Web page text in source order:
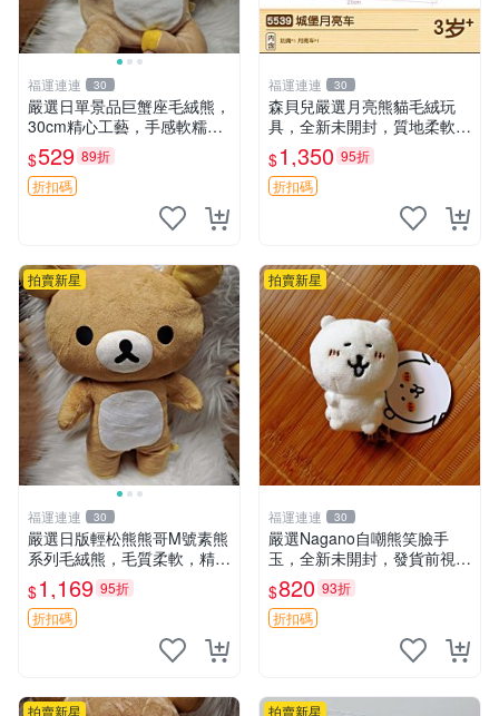
福運連連 30
嚴選日單景品巨蟹座毛絨熊，
30cm精心工藝，手感軟糯推
薦收藏送人 巨蟹座 毛絨玩具
精緻做工
$529 89折
折扣碼
福運連連 30
森貝兒嚴選月亮熊貓毛絨玩
具，全新未開封，質地柔軟適
合收藏 月亮熊貓 毛絨玩具 新
款 儲倉直銷
$1,350 95折
折扣碼
拍賣新星
福運連連 30
嚴選日版輕松熊熊哥M號素熊
系列毛絨熊，毛質柔軟，精緻
可愛，尺寸35cm，保存狀態
優異。收藏或贈送皆為佳選。
中古 毛絨熊 毛玩偶
$1,169 95折
折扣碼
拍賣新星
福運連連 30
嚴選Nagano自嘲熊笑臉手
玉，全新未開封，發貨前視頻
確認，海南 廣西 貴州 嚴選N
agano自嘲熊笑臉手玉，全新
未開封，發貨前視頻確認，四
$820 93折
折扣碼
拍賣新星 拍賣新星